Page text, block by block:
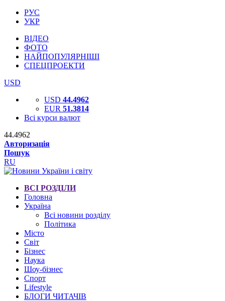
РУС
УКР
ВІДЕО
ФОТО
НАЙПОПУЛЯРНІШІ
СПЕЦПРОЕКТИ
USD
USD 44.4962
EUR 51.3814
Всі курси валют
44.4962
Авторизація
Пошук
RU
ВСІ РОЗДІЛИ
Головна
Україна
Всі новини розділу
Політика
Місто
Світ
Бізнес
Наука
Шоу-бізнес
Спорт
Lifestyle
БЛОГИ ЧИТАЧІВ